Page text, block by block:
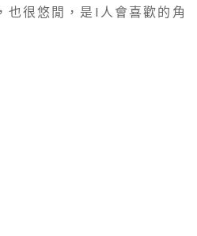
也很悠閒，是I人會喜歡的角